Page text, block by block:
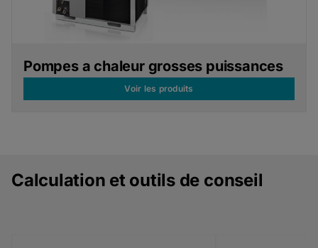
Pompes a chaleur grosses puissances
Voir les produits
Calculation et outils de conseil